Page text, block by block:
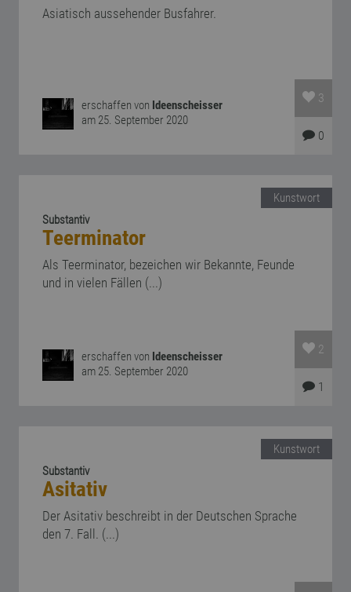
Asiatisch aussehender Busfahrer.
erschaffen von Ideenscheisser
am 25. September 2020
3
0
Kunstwort
Substantiv
Teerminator
Als Teerminator, bezeichen wir Bekannte, Feunde
und in vielen Fällen (...)
erschaffen von Ideenscheisser
am 25. September 2020
2
1
Kunstwort
Substantiv
Asitativ
Der Asitativ beschreibt in der Deutschen Sprache
den 7. Fall. (...)